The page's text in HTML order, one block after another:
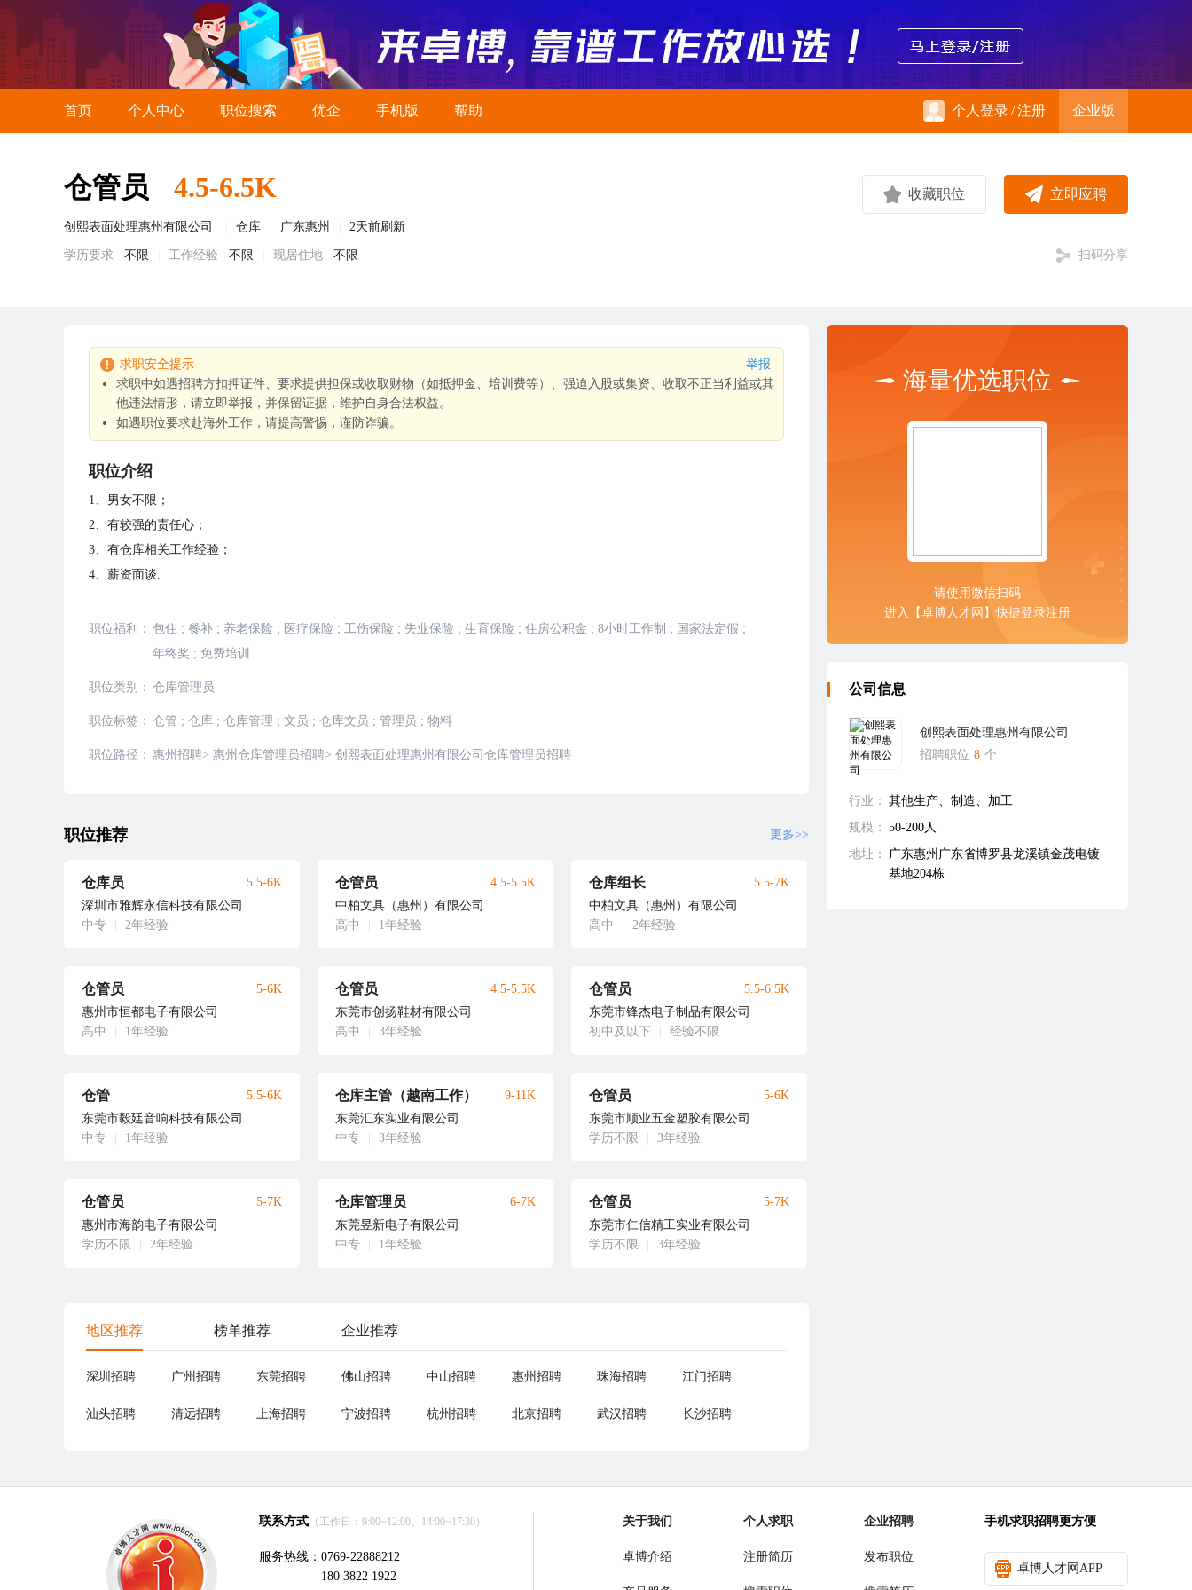
首页 个人中心 职位搜索 优企 手机版 帮助 个人登录/注册 企业版
仓管员 4.5-6.5K
创熙表面处理惠州有限公司 仓库 广东惠州 2天前刷新
学历要求 不限 工作经验 不限 现居住地 不限
收藏职位 立即应聘
扫码分享
求职安全提示
举报
求职中如遇招聘方扣押证件、要求提供担保或收取财物（如抵押金、培训费等）、强迫入股或集资、收取不正当利益或其
他违法情形，请立即举报，并保留证据，维护自身合法权益。
如遇职位要求赴海外工作，请提高警惕，谨防诈骗。
职位介绍
1、男女不限；
2、有较强的责任心；
3、有仓库相关工作经验；
4、薪资面谈.
职位福利： 包住 ; 餐补 ; 养老保险 ; 医疗保险 ; 工伤保险 ; 失业保险 ; 生育保险 ; 住房公积金 ; 8小时工作制 ; 国家法定假 ;
年终奖 ; 免费培训
职位类别： 仓库管理员
职位标签： 仓管 ; 仓库 ; 仓库管理 ; 文员 ; 仓库文员 ; 管理员 ; 物料
职位路径： 惠州招聘> 惠州仓库管理员招聘> 创熙表面处理惠州有限公司仓库管理员招聘
职位推荐 更多>>
仓库员
深圳市雅辉永信科技有限公司
中专
2年经验
5.5-6K 仓管员
中柏文具（惠州）有限公司
高中
1年经验
4.5-5.5K 仓库组长
中柏文具（惠州）有限公司
高中
2年经验
5.5-7K
仓管员
惠州市恒都电子有限公司
高中
1年经验
5-6K 仓管员
东莞市创扬鞋材有限公司
高中
3年经验
4.5-5.5K 仓管员
东莞市锋杰电子制品有限公司
初中及以下
经验不限
5.5-6.5K
仓管
东莞市毅廷音响科技有限公司
中专
1年经验
5.5-6K 仓库主管（越南工作）
东莞汇东实业有限公司
中专
3年经验
9-11K 仓管员
东莞市顺业五金塑胶有限公司
学历不限
3年经验
5-6K
仓管员
惠州市海韵电子有限公司
学历不限
2年经验
5-7K 仓库管理员
东莞昱新电子有限公司
中专
1年经验
6-7K 仓管员
东莞市仁信精工实业有限公司
学历不限
3年经验
5-7K
地区推荐 榜单推荐 企业推荐
深圳招聘 广州招聘 东莞招聘 佛山招聘 中山招聘 惠州招聘 珠海招聘 江门招聘
汕头招聘 清远招聘 上海招聘 宁波招聘 杭州招聘 北京招聘 武汉招聘 长沙招聘
海量优选职位
请使用微信扫码
进入【卓博人才网】快捷登录注册
公司信息
创熙表面处理惠州有限公司
招聘职位 8 个
行业： 其他生产、制造、加工
规模： 50-200人
地址：
广东惠州广东省博罗县龙溪镇金茂电镀
基地204栋
联系方式 （工作日：9:00~12:00、14:00~17:30）
服务热线：0769-22888212
180 3822 1922
关于我们
卓博介绍
个人求职
注册简历
企业招聘
发布职位
手机求职招聘更方便
卓博人才网APP